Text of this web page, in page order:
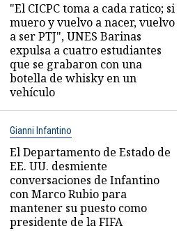
"El CICPC toma a cada ratico; si
muero y vuelvo a nacer, vuelvo
a ser PTJ", UNES Barinas
expulsa a cuatro estudiantes
que se grabaron con una
botella de whisky en un
vehículo
Gianni Infantino
El Departamento de Estado de
EE. UU. desmiente
conversaciones de Infantino
con Marco Rubio para
mantener su puesto como
presidente de la FIFA